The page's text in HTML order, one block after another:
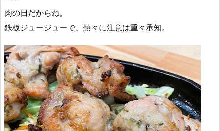
肉の日だからね。
鉄板ジュージューで、熱々に注意は重々承知。